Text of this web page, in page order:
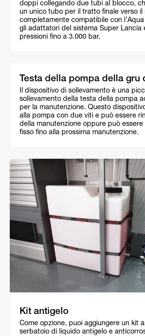
doppi collegando due tubi al blocco,
un unico tubo per il tratto finale verso il
completamente compatibile con
gli adattatori del sistema Super Lancia
pressioni fino a 3.000 bar.
Testa della pompa della gru
Il dispositivo di sollevamento è una
sollevamento della testa della pompa
per la manutenzione. Questo
alla pompa con due viti e può essere
della manutenzione oppure può
fisso fino alla prossima manutenzione.
Kit antigelo
Come opzione, puoi aggiungere un kit
serbatoio di liquido antigelo e